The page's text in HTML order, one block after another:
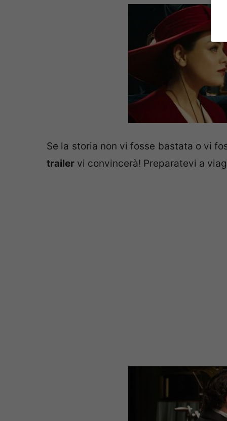
Se la storia non vi fosse bastata o vi
trailer vi convincerà! Preparatevi a